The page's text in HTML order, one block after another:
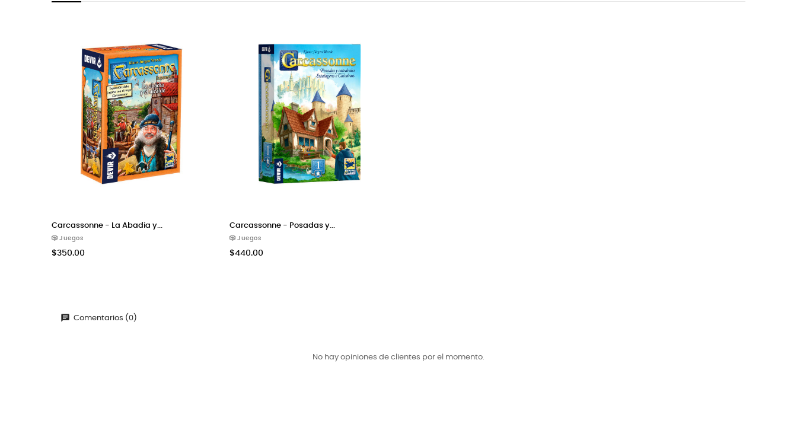
Carcassonne - La Abadia y...
🎲 Juegos
$350.00
Carcassonne - Posadas y...
🎲 Juegos
$440.00
Comentarios (0)
No hay opiniones de clientes por el momento.